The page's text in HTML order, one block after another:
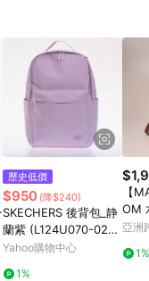
歷史低價
$950 (降$240)
SKECHERS 後背包_静
蘭紫 (L124U070-023
9)
Yahoo購物中心
1%
【
OM
亞洲
1%